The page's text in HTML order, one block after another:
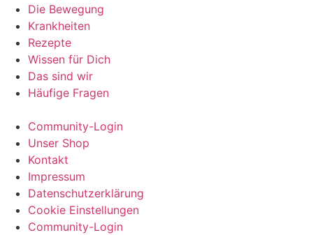
Die Bewegung
Krankheiten
Rezepte
Wissen für Dich
Das sind wir
Häufige Fragen
Community-Login
Unser Shop
Kontakt
Impressum
Datenschutzerklärung
Cookie Einstellungen
Community-Login